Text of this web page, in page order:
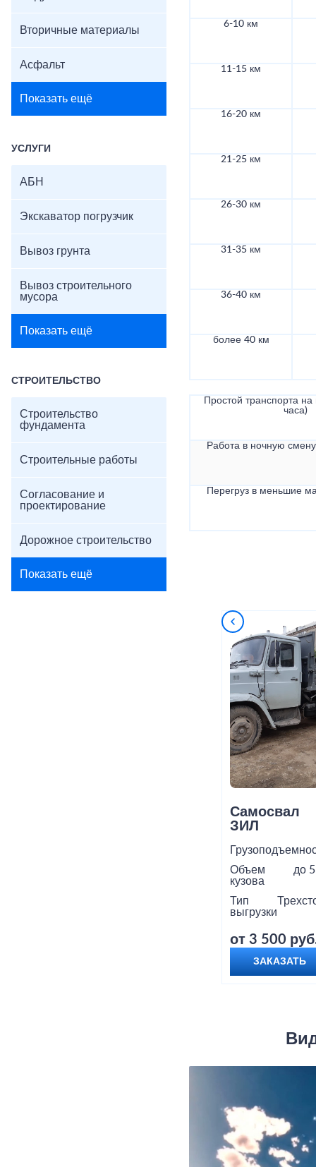
Вторичные материалы
Асфальт
Показать ещё
УСЛУГИ
АБН
Экскаватор погрузчик
Вывоз грунта
Вывоз строительного
мусора
Показать ещё
СТРОИТЕЛЬСТВО
Строительство
фундамента
Строительные работы
Согласование и
проектирование
Дорожное строительство
Показать ещё
6-10 км
11-15 км
16-20 км
21-25 км
26-30 км
31-35 км
36-40 км
более 40 км
Простой транспорта на
часа)
Работа в ночную
Перегруз в меньшие
Самосвал
ЗИЛ
Объем
кузова
до
Тип
выгрузки
от 3 500
ЗАКАЗАТЬ